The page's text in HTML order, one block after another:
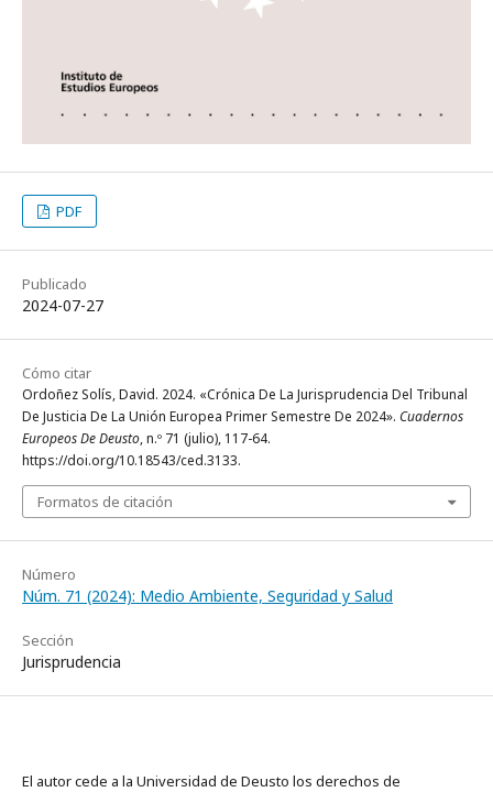
PDF
Publicado
2024-07-27
Cómo citar
Ordoñez Solís, David. 2024. «Crónica De La Jurisprudencia Del Tribunal
De Justicia De La Unión Europea Primer Semestre De 2024». Cuadernos
Europeos De Deusto, n.º 71 (julio), 117-64.
https://doi.org/10.18543/ced.3133.
Formatos de citación
Número
Núm. 71 (2024): Medio Ambiente, Seguridad y Salud
Sección
Jurisprudencia
El autor cede a la Universidad de Deusto los derechos de